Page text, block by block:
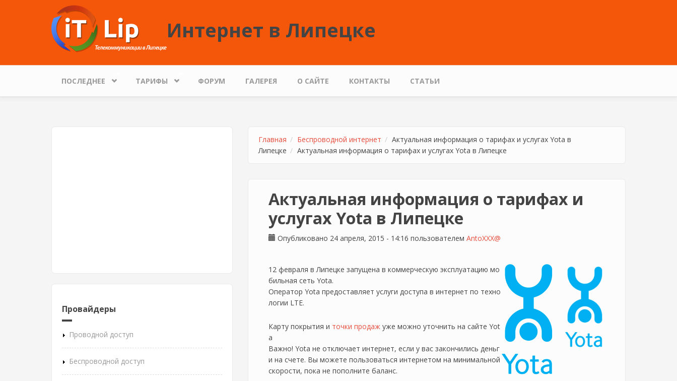
Перейти к основному содержанию
Интернет в Липецке
ПОСЛЕДНЕЕ ТАРИФЫ ФОРУМ ГАЛЕРЕЯ О САЙТЕ КОНТАКТЫ СТАТЬИ
Провайдеры
Проводной доступ
Беспроводной доступ
Главная Беспроводной интернет
Актуальная информация о тарифах и услугах Yota в
Липецке
Актуальная информация о тарифах и услугах Yota в Липецке
Актуальная информация о тарифах и
услугах Yota в Липецке
Опубликовано 24 апреля, 2015 - 14:16 пользователем AntoXXX@
12 февраля в Липецке запущена в коммерческую эксплуатацию мо
бильная сеть Yota.
Оператор Yota предоставляет услуги доступа в интернет по техно
логии LTE.
Карту покрытия и точки продаж уже можно уточнить на сайте Yot
a
Важно! Yota не отключает интернет, если у вас закончились деньг
и на счете. Вы можете пользоваться интернетом на минимальной
скорости, пока не пополните баланс.